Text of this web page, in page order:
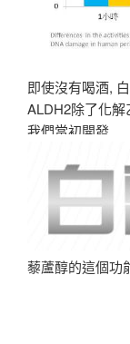
即使沒有喝酒,
ALDH2除了化
我們當初開發
藜蘆醇的這個功